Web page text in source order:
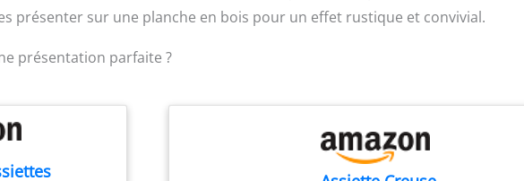
présenter sur une planche en bois pour un effet rustique et convivial.
présentation parfaite ?